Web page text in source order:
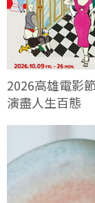
2026高雄電影
演盡人生百態